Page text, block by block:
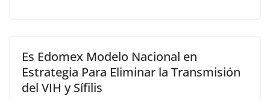
Es Edomex Modelo Nacional en
Estrategia Para Eliminar la Transmisión
del VIH y Sífilis